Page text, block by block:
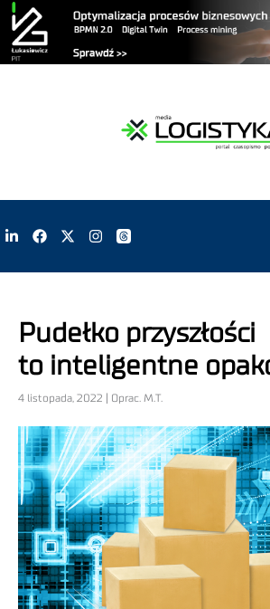
Pudełko przyszłości
to inteligentne
4 listopada, 2022 | Oprac. M.T.